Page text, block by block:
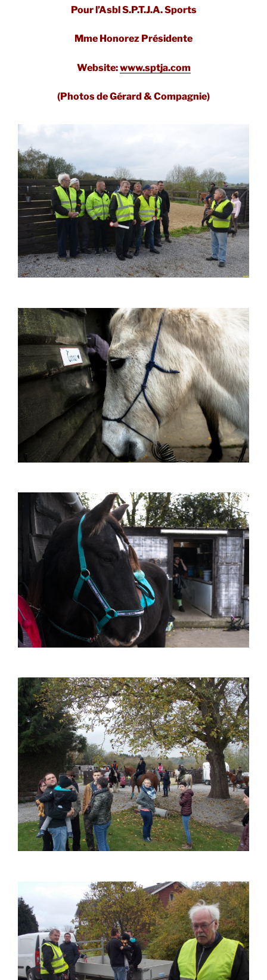
Pour l’Asbl S.P.T.J.A. Sports
Mme Honorez Présidente
Website:www.sptja.com
(Photos de Gérard & Compagnie)